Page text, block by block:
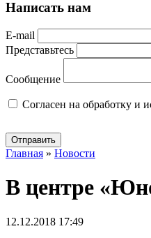
Написать нам
E-mail
Представьтесь
Сообщение
Cогласен на обработку и
Отправить
Главная » Новости
В центре
12.12.2018 17:49